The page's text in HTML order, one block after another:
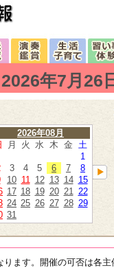
2026年7月26
2026年08月
月 火 水 木 金 土
1
3 4 5 6 7
8
10 11 12 13 14 15
17 18 19 20 21 22
24 25 26 27 28 29
31
ます。開催の可否は各主